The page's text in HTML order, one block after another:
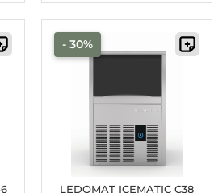
- 30%
LEDOMAT ICEMATIC C38